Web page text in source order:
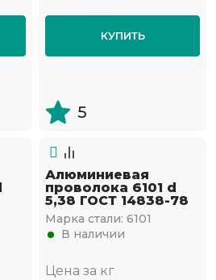
КУПИТЬ
5
Алюминиевая
проволока 6101 d
5,38 ГОСТ 14838-78
Марка стали: 6101
В наличии
Цена за кг